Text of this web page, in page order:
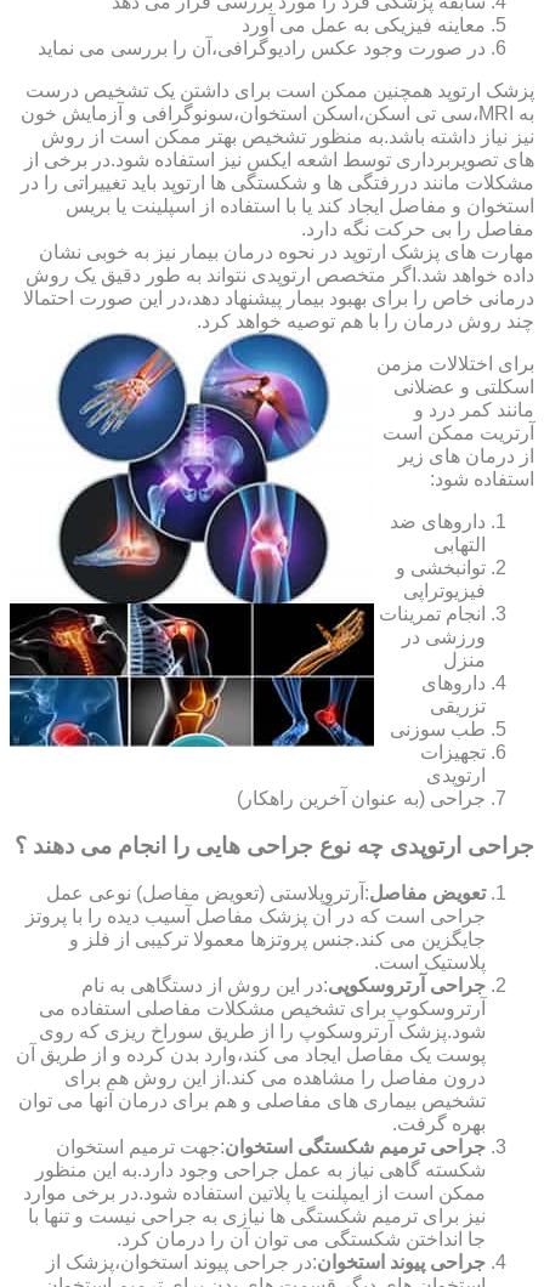
معاینه فیزیکی به عمل می آورد
در صورت وجود عکس رادیوگرافی،آن را بررسی می‎ نماید
پزشک ارتوپد همچنین ممکن است برای داشتن یک تشخیص درست
به MRI،سی تی اسکن،اسکن استخوان،سونوگرافی و آزمایش خون
نیز نیاز داشته باشد.به منظور تشخیص بهتر ممکن است از روش
های تصویربرداری توسط اشعه ایکس نیز استفاده شود.در برخی از
مشکلات مانند دررفتگی ها و شکستگی ها ارتوپد باید تغییراتی را در
استخوان و مفاصل ایجاد کند یا با استفاده از اسپلینت یا بریس
مفاصل را بی حرکت نگه دارد.
مهارت های پزشک ارتوپد در نحوه درمان بیمار نیز به خوبی نشان
داده خواهد شد.اگر متخصص ارتوپدی نتواند به طور دقیق یک روش
درمانی خاص را برای بهبود بیمار پیشنهاد دهد،در این صورت احتمالا
چند روش درمان را با هم توصیه خواهد کرد.
برای اختلالات مزمن
اسکلتی و عضلانی
مانند کمر درد و
آرتریت ممکن است
از درمان های زیر
استفاده شود:
داروهای ضد
التهابی
توانبخشی و
فیزیوتراپی
انجام تمرینات
ورزشی در
منزل
داروهای
تزریقی
طب سوزنی
تجهیزات
ارتوپدی
جراحی (به عنوان آخرین راهکار)
جراحی ارتوپدی چه نوع جراحی هایی را انجام می دهند ؟
تعویض مفاصل:آرتروپلاستی (تعویض مفاصل) نوعی عمل
جراحی است که در آن پزشک مفاصل آسیب دیده را با پروتز
جایگزین می کند.جنس پروتزها معمولا ترکیبی از فلز و
پلاستیک است.
جراحی آرتروسکوپی:در این روش از دستگاهی به نام
آرتروسکوپ برای تشخیص مشکلات مفاصلی استفاده می
شود.پزشک آرتروسکوپ را از طریق سوراخ ریزی که روی
پوست یک مفاصل ایجاد می کند،وارد بدن کرده و از طریق آن
درون مفاصل را مشاهده می کند.از این روش هم برای
تشخیص بیماری های مفاصلی و هم برای درمان آنها می توان
بهره گرفت.
جراحی ترمیم شکستگی استخوان:جهت ترمیم استخوان
شکسته گاهی نیاز به عمل جراحی وجود دارد.به این منظور
ممکن است از ایمپلنت یا پلاتین استفاده شود.در برخی موارد
نیز برای ترمیم شکستگی ها نیازی به جراحی نیست و تنها با
جا انداختن شکستگی می توان آن را درمان کرد.
جراحی پیوند استخوان:در جراحی پیوند استخوان،پزشک از